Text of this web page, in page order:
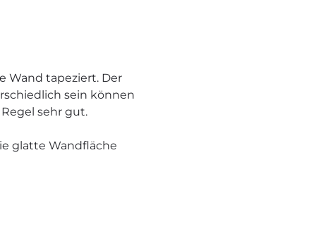
Wand tapeziert. Der
sein können
sehr gut.
glatte Wandfläche